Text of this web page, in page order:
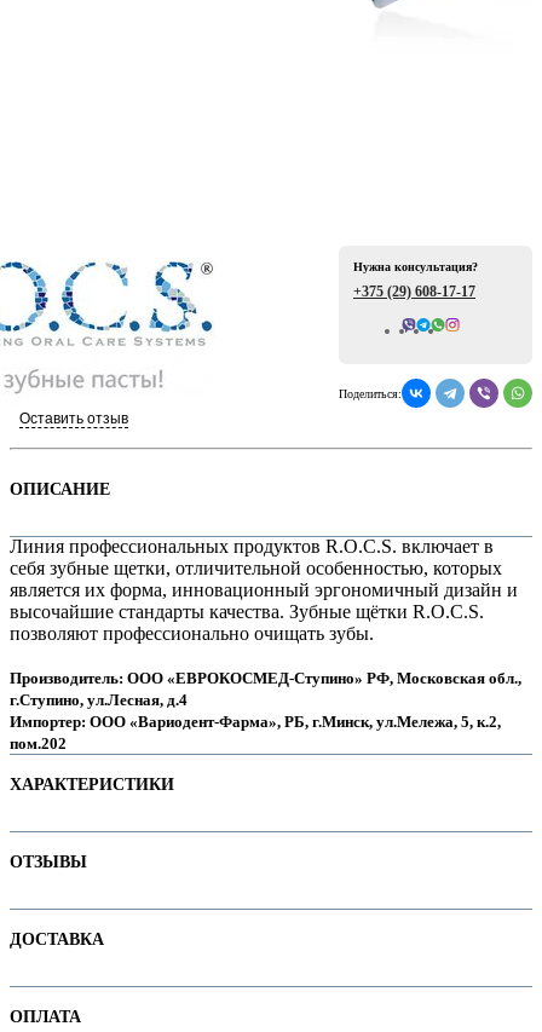
Всего отзывов: 0
Оставить отзыв
Нужна консультация?
+375 (29) 608-17-17
Поделиться:
ОПИСАНИЕ
Линия профессиональных продуктов R.O.C.S. включает в
себя зубные щетки, отличительной особенностью, которых
является их форма, инновационный эргономичный дизайн и
высочайшие стандарты качества. Зубные щётки R.O.C.S.
позволяют профессионально очищать зубы.
Производитель: ООО «ЕВРОКОСМЕД-Ступино» РФ, Московская обл.,
г.Ступино, ул.Лесная, д.4
Импортер: ООО «Вариодент-Фарма», РБ, г.Минск, ул.Мележа, 5, к.2,
пом.202
ХАРАКТЕРИСТИКИ
Для ортоконструкций
Основная цена
Бренд
ОТЗЫВЫ
ДОСТАВКА
В интернет-магазине доступны варианты доставки:
ОПЛАТА